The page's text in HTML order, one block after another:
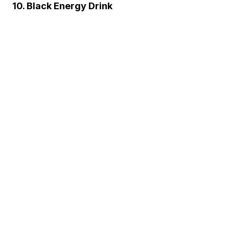
10. Black Energy Drink